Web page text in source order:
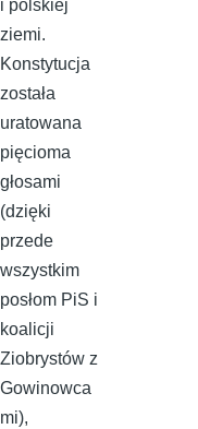
i polskiej
ziemi.
Konstytucja
została
uratowana
pięcioma
głosami
(dzięki
przede
wszystkim
posłom PiS i
koalicji
Ziobrystów z
Gowinowca
mi),